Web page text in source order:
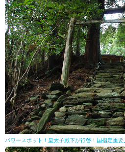
パワースポット！皇太子殿下が行啓！国指定重要